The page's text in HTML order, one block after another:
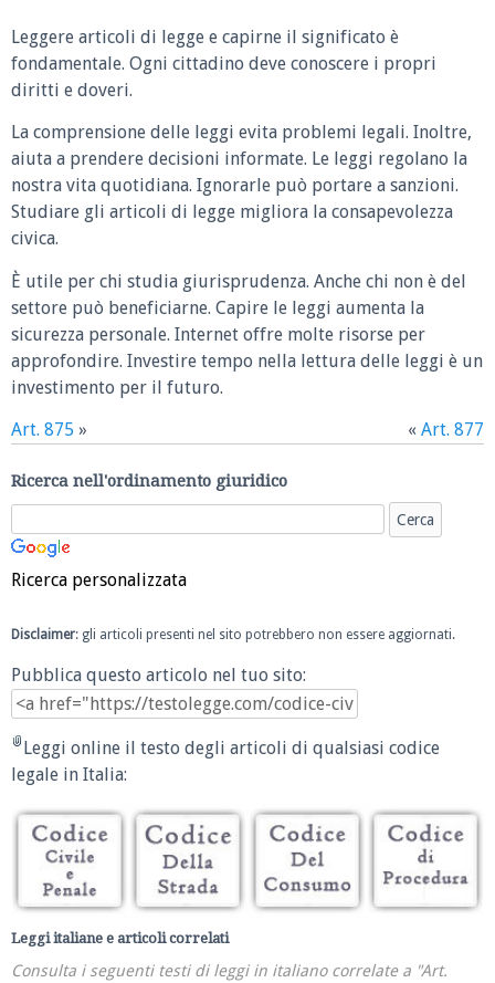
Leggere articoli di legge e capirne il significato è
fondamentale. Ogni cittadino deve conoscere i propri
diritti e doveri.
La comprensione delle leggi evita problemi legali. Inoltre,
aiuta a prendere decisioni informate. Le leggi regolano la
nostra vita quotidiana. Ignorarle può portare a sanzioni.
Studiare gli articoli di legge migliora la consapevolezza
civica.
È utile per chi studia giurisprudenza. Anche chi non è del
settore può beneficiarne. Capire le leggi aumenta la
sicurezza personale. Internet offre molte risorse per
approfondire. Investire tempo nella lettura delle leggi è un
investimento per il futuro.
Art. 875 » « Art. 877
Ricerca nell'ordinamento giuridico
Ricerca personalizzata
Disclaimer: gli articoli presenti nel sito potrebbero non essere aggiornati.
Pubblica questo articolo nel tuo sito:
Leggi online il testo degli articoli di qualsiasi codice
legale in Italia:
Leggi italiane e articoli correlati
Consulta i seguenti testi di leggi in italiano correlate a "Art.